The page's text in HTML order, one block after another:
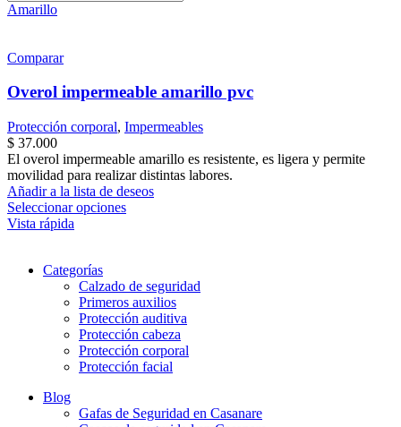
Amarillo
Comparar
Overol impermeable amarillo pvc
Protección corporal, Impermeables
$ 37.000
El overol impermeable amarillo es resistente, es ligera y permite
movilidad para realizar distintas labores.
Añadir a la lista de deseos
Seleccionar opcionesEste
Las
opciones
se
pueden
elegir
en
de
Vista rápida
Categorías
Calzado de seguridad
Primeros auxilios
Protección auditiva
Protección cabeza
Protección corporal
Protección facial
Blog
Gafas de Seguridad en Casanare